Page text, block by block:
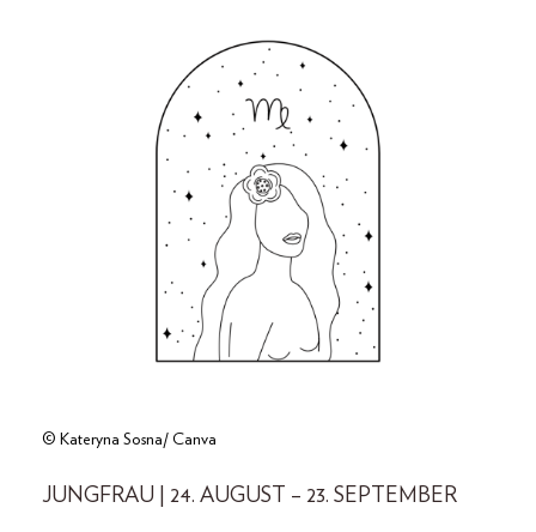
© Kateryna Sosna/ Canva
JUNGFRAU | 24. AUGUST – 23. SEPTEMBER